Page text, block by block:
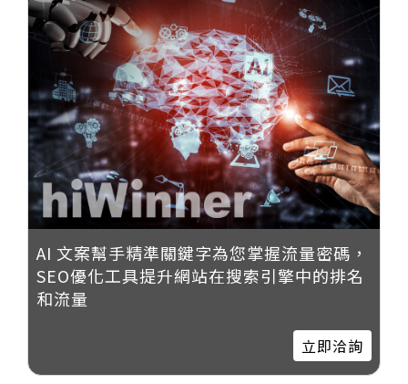
AI 文案幫手精準關鍵字為您掌握流量密碼，
SEO優化工具提升網站在搜索引擎中的排名
和流量
立即洽詢